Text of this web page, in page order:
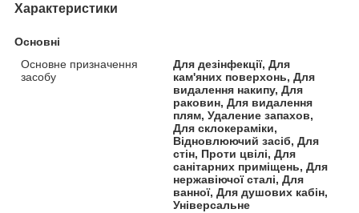
Характеристики
Основні
Основне призначення
засобу
Для дезінфекції, Для
кам'яних поверхонь, Для
видалення накипу, Для
раковин, Для видалення
плям, Удаление запахов,
Для склокераміки,
Відновлюючий засіб, Для
стін, Проти цвілі, Для
санітарних приміщень, Для
нержавіючої сталі, Для
ванної, Для душових кабін,
Універсальне